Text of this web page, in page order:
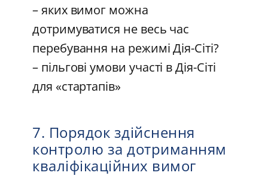
– яких вимог можна
дотримуватися не весь час
перебування на режимі Дія-Сіті?
– пільгові умови участі в Дія-Сіті
для «стартапів»
7. Порядок здійснення
контролю за дотриманням
кваліфікаційних вимог